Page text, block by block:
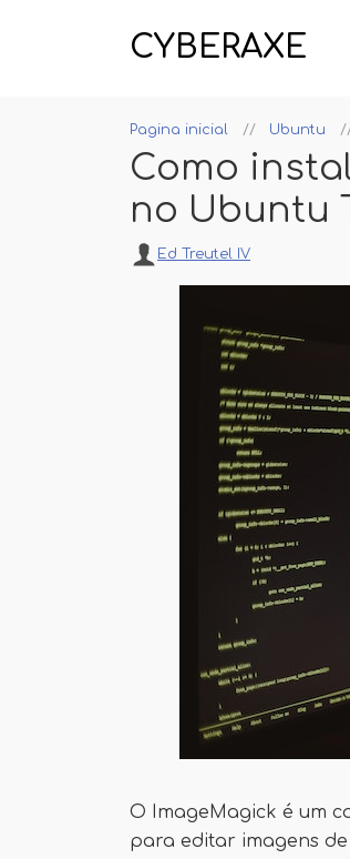
CYBERAXE
Pagina inicial Ubuntu
Como
no Ubuntu
Ed Treutel IV
O ImageMagick é um
para editar imagens